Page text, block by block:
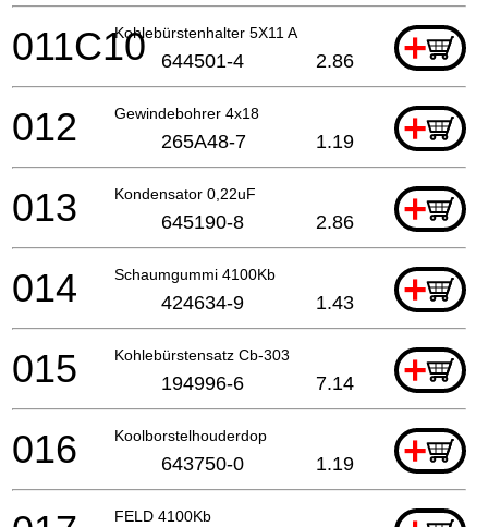
Kohlebürstenhalter 5X11 A +
011C10 644501-4 2.86
Gewindebohrer 4x18 +
012 265A48-7 1.19
Kondensator 0,22uF +
013 645190-8 2.86
Schaumgummi 4100Kb +
014 424634-9 1.43
Kohlebürstensatz Cb-303 +
015 194996-6 7.14
Koolborstelhouderdop +
016 643750-0 1.19
FELD 4100Kb